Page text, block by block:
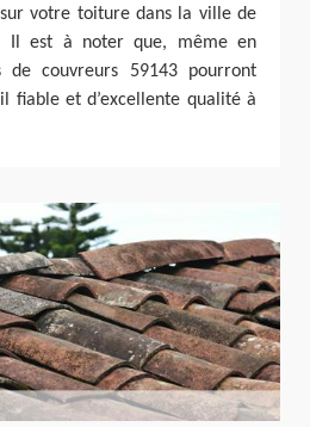
votre toiture dans la ville de
Il est à noter que, même en
de couvreurs 59143 pourront
fiable et d’excellente qualité à